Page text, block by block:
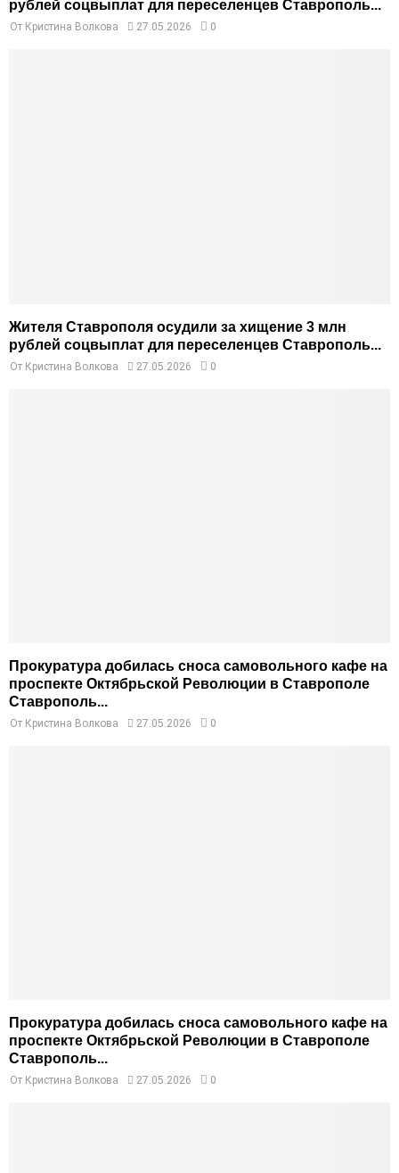
рублей соцвыплат для переселенцев Ставрополь...
От Кристина Волкова 27.05.2026 0
Жителя Ставрополя осудили за хищение 3 млн
рублей соцвыплат для переселенцев Ставрополь...
От Кристина Волкова 27.05.2026 0
Прокуратура добилась сноса самовольного кафе на
проспекте Октябрьской Революции в Ставрополе
Ставрополь...
От Кристина Волкова 27.05.2026 0
Прокуратура добилась сноса самовольного кафе на
проспекте Октябрьской Революции в Ставрополе
Ставрополь...
От Кристина Волкова 27.05.2026 0